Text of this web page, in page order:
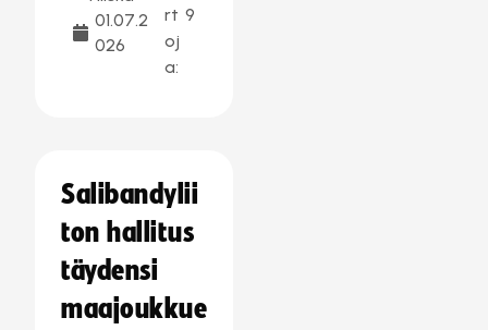
01.07.2
026
rt
oj
a:
9
Salibandylii
ton hallitus
täydensi
maajoukkue